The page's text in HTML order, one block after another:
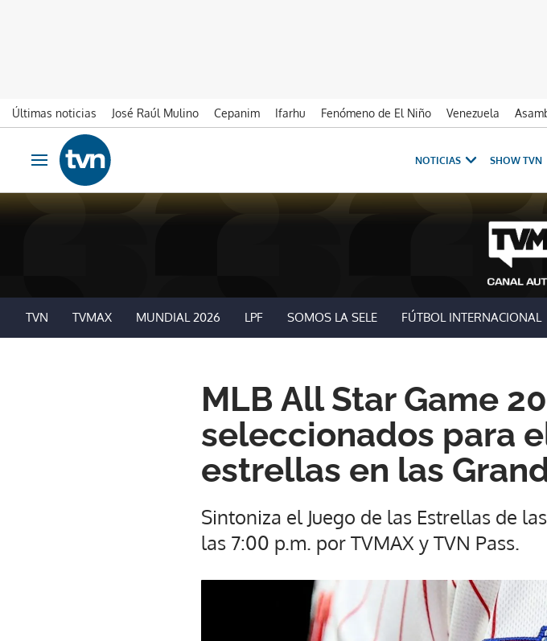
Últimas noticias José Raúl Mulino Cepanim Ifarhu Fenómeno de El Niño Venezuela
Ir al contenido
Obrir navegació
NOTICIAS SHOW TVN
TVN TVMAX MUNDIAL 2026 LPF SOMOS LA SELE FÚTBOL INTERNACIONAL
MLB All Star Game
seleccionados para
estrellas en las
Sintoniza el Juego de las Estrellas de
las 7:00 p.m. por TVMAX y TVN Pass.